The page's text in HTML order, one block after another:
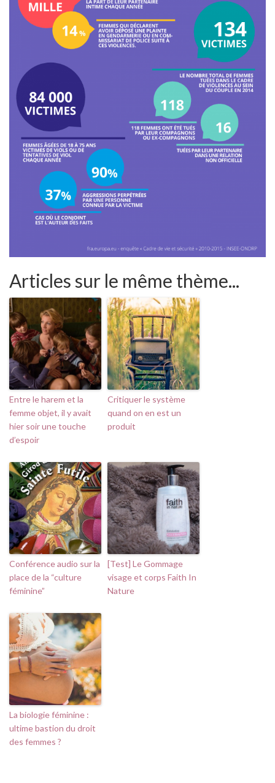
Articles sur le même thème...
Entre le harem et la
femme objet, il y avait
hier soir une touche
d’espoir
Critiquer le système
quand on en est un
produit
Conférence audio sur la
place de la “culture
féminine”
[Test] Le Gommage
visage et corps Faith In
Nature
La biologie féminine :
ultime bastion du droit
des femmes ?